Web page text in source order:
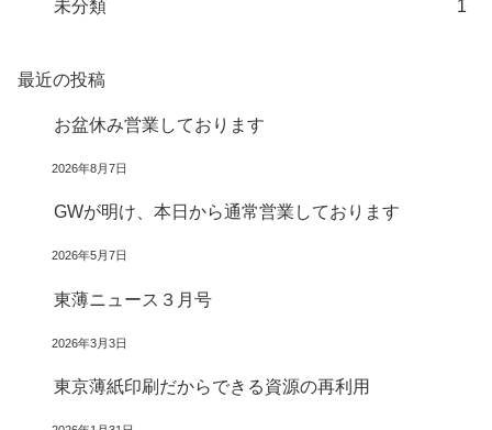
未分類 1
最近の投稿
お盆休み営業しております
2026年8月7日
GWが明け、本日から通常営業しております
2026年5月7日
東薄ニュース３月号
2026年3月3日
東京薄紙印刷だからできる資源の再利用